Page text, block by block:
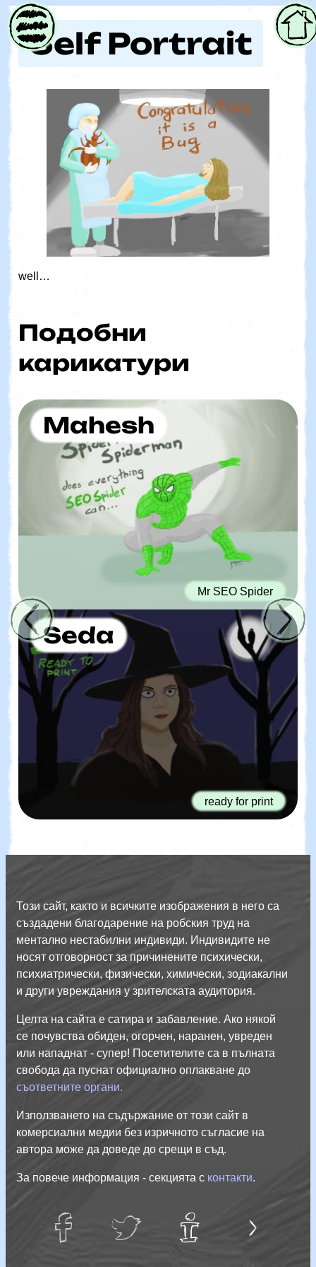
Parent
Self Portrait
well…
Подобни
карикатури
Mahesh
Mr SEO Spider
Seda
ready for print
Този сайт, както и всичките изображения в него са
създадени благодарение на робския труд на
ментално нестабилни индивиди. Индивидите не
носят отговорност за причинените психически,
психиатрически, физически, химически, зодиакални
и други увреждания у зрителската аудитория.
Целта на сайта е сатира и забавление. Ако някой
се почувства обиден, огорчен, наранен, увреден
или нападнат - супер! Посетителите са в пълната
свобода да пуснат официално оплакване до
съответните органи.
Използването на съдържание от този сайт в
комерсиални медии без изричното съгласие на
автора може да доведе до срещи в съд.
За повече информация - секцията с контакти.
facebug twatter
Тук
не е
Личе
нСайт